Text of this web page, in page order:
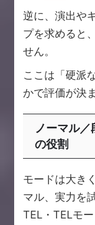
逆に、演出や
プを求めると
せん。
ここは「硬派
かで評価が決
ノーマル
の役割
モードは大き
マル、実力を
TEL・TELモー